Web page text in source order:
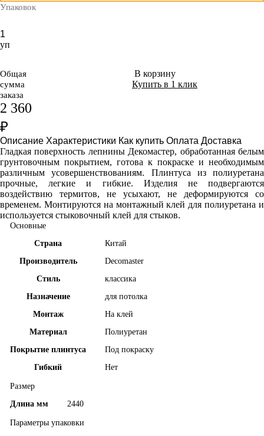
Упаковок
уп
Общая
сумма
заказа
2 360
₽
В корзину
Купить в 1 клик
Описание Характеристики Как купить Оплата Доставка
Гладкая поверхность лепнины Декомастер, обработанная белым
грунтовочным покрытием, готова к покраске и необходимым
различным усовершенствованиям. Плинтуса из полиуретана
прочные, легкие и гибкие. Изделия не подвергаются
воздействию термитов, не усыхают, не деформируются со
временем. Монтируются на монтажный клей для полиуретана и
используется стыковочный клей для стыков.
Основные
Страна
Китай
Производитель
Decomaster
Стиль
классика
Назначение
для потолка
Монтаж
На клей
Материал
Полиуретан
Покрытие плинтуса
Под покраску
Гибкий
Нет
Размер
Длина мм
2440
Параметры упаковки